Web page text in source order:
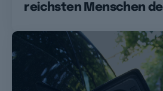
reichsten Menschen